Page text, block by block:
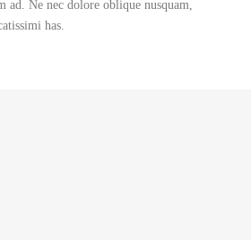
ad. Ne nec dolore oblique nusquam,
has.